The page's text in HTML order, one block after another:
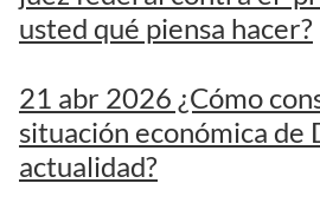
usted qué piensa hacer?
21 abr 2026 ¿Cómo
situación económica de
actualidad?